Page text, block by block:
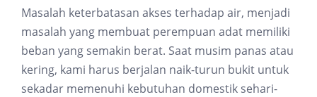
Masalah keterbatasan akses terhadap air, menjadi
masalah yang membuat perempuan adat memiliki
beban yang semakin berat. Saat musim panas atau
kering, kami harus berjalan naik-turun bukit untuk
sekadar memenuhi kebutuhan domestik sehari-